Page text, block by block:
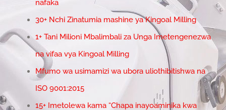
nafaka
30+ Nchi Zinatumia mashine ya Kingoal Milling
1+ Tani Milioni Mbalimbali za Unga Imetengenezwa
na vifaa vya Kingoal Milling
Mfumo wa usimamizi wa ubora uliothibitishwa na
ISO 9001:2015
15+ Imetolewa kama “Chapa inayoaminika kwa